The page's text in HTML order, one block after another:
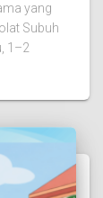
yang
Subuh
1–2